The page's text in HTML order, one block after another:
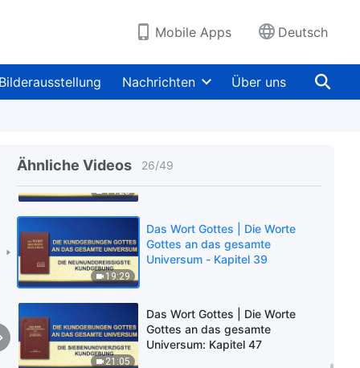
Mobile Apps Deutsch
Bilderausstellung Nachrichten Über uns
Ähnliche Videos 26/49
Kundgebung
Kundgebungen Gottes an das
gesamte Universum: Die
neunundzwanzigste
14:23
Gottes an das gesamte
Universum: Kapitel 37
19:29
Das Wort Gottes | Die Worte
Gottes an das gesamte
Universum - Kapitel 39
21:05
Das Wort Gottes | Die Worte
Gottes an das gesamte
Universum: Kapitel 47